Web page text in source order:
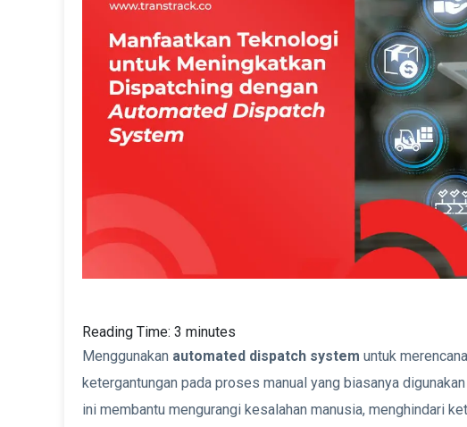
Reading Time: 3 minutes
Menggunakan automated dispatch system untuk
ketergantungan pada proses manual yang biasanya
ini membantu mengurangi kesalahan manusia, menghindari